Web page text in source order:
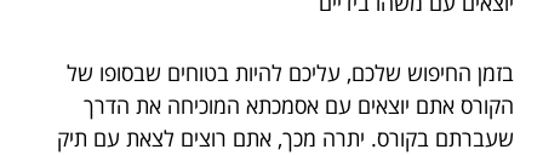
בזמן החיפוש שלכם, עליכם להיות בטוחים שבסופו של
הקורס אתם יוצאים עם אסמכתא המוכיחה את הדרך
שעברתם בקורס. יתרה מכך, אתם רוצים לצאת עם תיק